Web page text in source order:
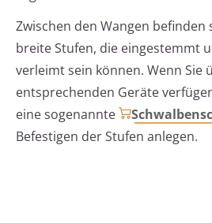
Zwischen den Wangen befinden
breite Stufen, die eingestemmt
verleimt sein können. Wenn Sie
entsprechenden Geräte
eine sogenannte
Befestigen der Stufen anlegen.